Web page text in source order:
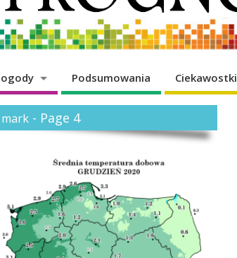
Podsumowania Ciekawostki
mark- Page 4